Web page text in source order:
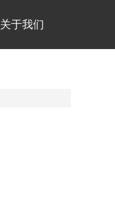
关于我们